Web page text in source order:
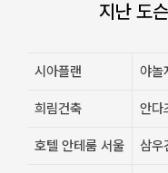
지난 도
시아플랜 야놀
희림건축 안다
호텔 안테룸 서울 삼우